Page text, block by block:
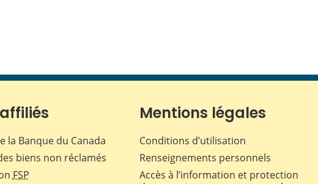
la Banque du Canada
biens non réclamés
FSP
Mentions légales
Conditions d’utilisation
Renseignements personnels
Accès à l’information et protection